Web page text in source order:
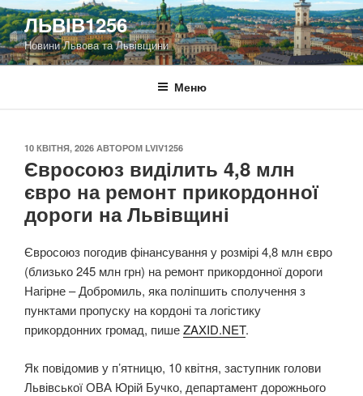
Перейти
до
вмісту
ЛЬВІВ1256
Новини Львова та Львівщини
Меню
ОПУБЛІКОВАНО
10 КВІТНЯ, 2026 АВТОРОМ LVIV1256
Євросоюз виділить 4,8 млн
євро на ремонт прикордонної
дороги на Львівщині
Євросоюз погодив фінансування у розмірі 4,8 млн євро
(близько 245 млн грн) на ремонт прикордонної дороги
Нагірне – Добромиль, яка поліпшить сполучення з
пунктами пропуску на кордоні та логістику
прикордонних громад, пишеZAXID.NET.
Як повідомив у п’ятницю, 10 квітня, заступник голови
Львівської ОВА Юрій Бучко, департамент дорожнього